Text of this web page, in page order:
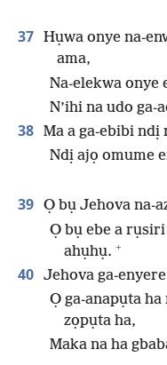
37 Hụwa onye na-
ama,
Na-elekwa onye
N’ihi na udo ga-
38 Ma a ga-ebibi ndị
Ndị ajọ omume
39 Ọ bụ Jehova na-
Ọ bụ ebe a rụsiri
ahụhụ. +
40 Jehova ga-
Ọ ga-anapụta ha
zọpụta ha,
Maka na ha